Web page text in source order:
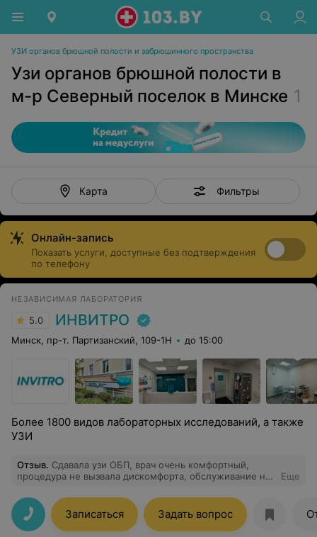
УЗИ органов брюшной полости и забрюшинного пространства
Узи органов брюшной полости в
м-р Северный поселок в Минске 1
Карта Фильтры
Онлайн-запись
Показать услуги, доступные без подтверждения
по телефону
НЕЗАВИСИМАЯ ЛАБОРАТОРИЯ
5.0 ИНВИТРО
Минск, пр-т. Партизанский, 109-1Н до 15:00
Более 1800 видов лабораторных исследований, а также
УЗИ
Отзыв. Сдавала узи ОБП, врач очень комфортный,
процедура не вызвала дискомфорта, обслуживание на
Еще
Записаться Задать вопрос